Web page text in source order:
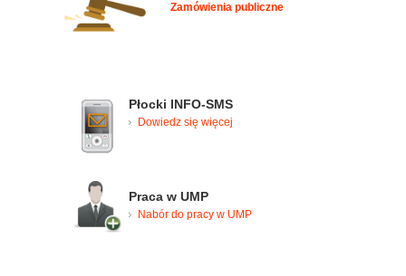
Zamówienia publiczne
Płocki INFO-SMS
Dowiedz się więcej
Praca w UMP
Nabór do pracy w UMP